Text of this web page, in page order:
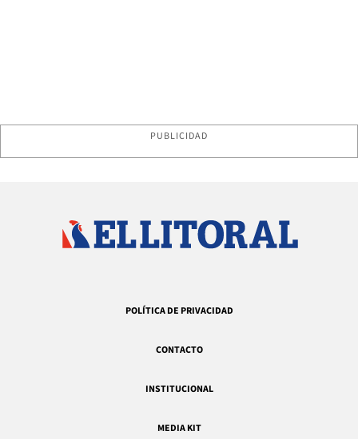
PUBLICIDAD
POLÍTICA DE PRIVACIDAD
CONTACTO
INSTITUCIONAL
MEDIA KIT